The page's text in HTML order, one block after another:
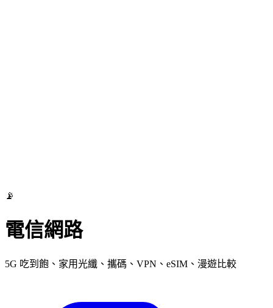
📡
電信網路
5G 吃到飽、家用光纖、攜碼、VPN、eSIM、漫遊比較